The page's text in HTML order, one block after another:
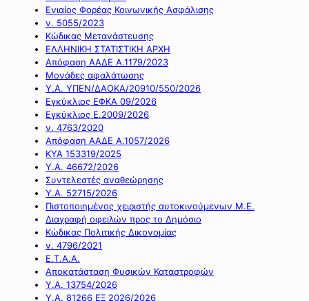
Ενιαίος Φορέας Κοινωνικής Ασφάλισης
ν. 5055/2023
Κώδικας Μετανάστευσης
ΕΛΛΗΝΙΚΗ ΣΤΑΤΙΣΤΙΚΗ ΑΡΧΗ
Απόφαση ΑΑΔΕ Α.1179/2023
Μονάδες αφαλάτωσης
Υ.Α. ΥΠΕΝ/ΔΑΟΚΑ/20910/550/2026
Εγκύκλιος ΕΦΚΑ 09/2026
Εγκύκλιος Ε.2009/2026
ν. 4763/2020
Απόφαση ΑΑΔΕ Α.1057/2026
ΚΥΑ 153319/2025
Υ.Α. 46672/2026
Συντελεστές αναθεώρησης
Υ.Α. 52715/2026
Πιστοποιημένος χειριστής αυτοκινούμενων Μ.Ε.
Διαγραφή οφειλών προς το Δημόσιο
Κώδικας Πολιτικής Δικονομίας
ν. 4796/2021
Ε.Τ.Α.Α.
Αποκατάσταση Φυσικών Καταστροφών
Υ.Α. 13754/2026
Υ.Α. 81266 ΕΞ 2026/2026